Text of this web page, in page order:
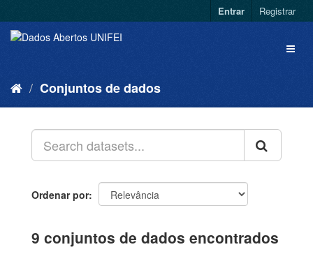
Entrar Registrar
Conjuntos de dados
Ordenar por
9 conjuntos de dados encontrados